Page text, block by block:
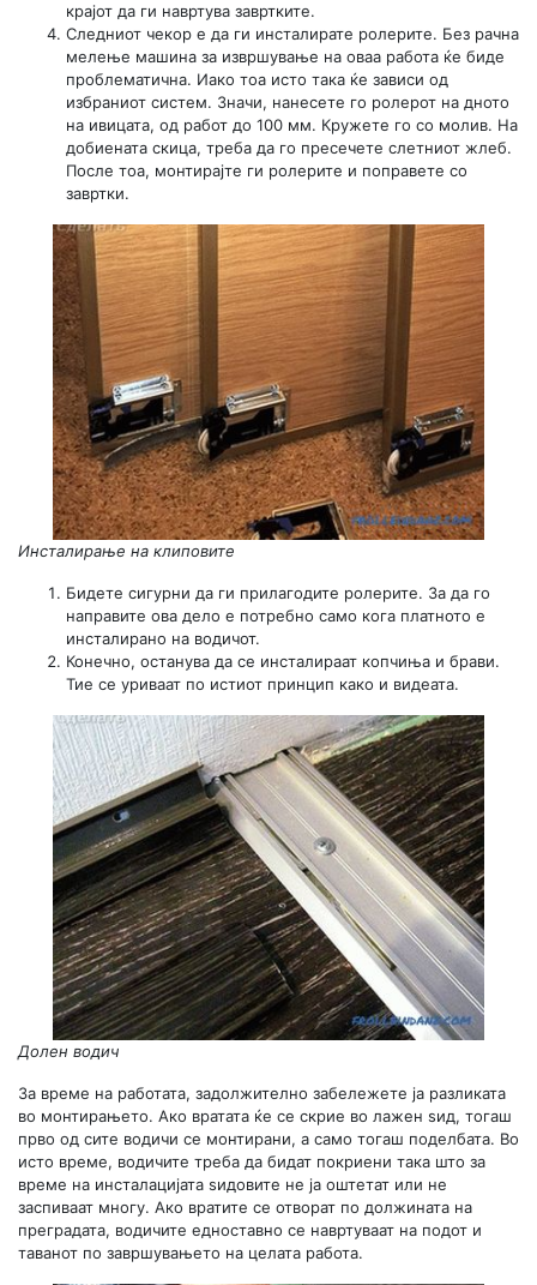
крајот да ги навртува завртките.
Следниот чекор е да ги инсталирате ролерите. Без рачна
мелење машина за извршување на оваа работа ќе биде
проблематична. Иако тоа исто така ќе зависи од
избраниот систем. Значи, нанесете го ролерот на дното
на ивицата, од работ до 100 мм. Кружете го со молив. На
добиената скица, треба да го пресечете слетниот жлеб.
После тоа, монтирајте ги ролерите и поправете со
завртки.
Инсталирање на клиповите
Бидете сигурни да ги прилагодите ролерите. За да го
направите ова дело е потребно само кога платното е
инсталирано на водичот.
Конечно, останува да се инсталираат копчиња и брави.
Тие се уриваат по истиот принцип како и видеата.
Долен водич
За време на работата, задолжително забележете ја разликата
во монтирањето. Ако вратата ќе се скрие во лажен ѕид, тогаш
прво од сите водичи се монтирани, а само тогаш поделбата. Во
исто време, водичите треба да бидат покриени така што за
време на инсталацијата ѕидовите не ја оштетат или не
заспиваат многу. Ако вратите се отворат по должината на
преградата, водичите едноставно се навртуваат на подот и
таванот по завршувањето на целата работа.